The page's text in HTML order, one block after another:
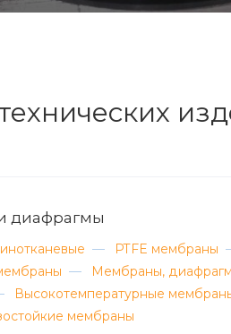
диафрагмы
— PTFE мембраны
—
Мембраны,
Высокотемпературные
мембраны